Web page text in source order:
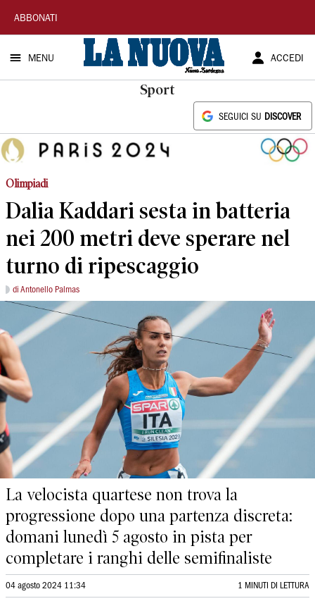
La
Nuova
Sardegna
ABBONATI
MENU ACCEDI
Sport
SEGUICI SU DISCOVER
Olimpiadi
Dalia Kaddari sesta in batteria
nei 200 metri deve sperare nel
turno di ripescaggio
di Antonello Palmas
La velocista quartese non trova la
progressione dopo una partenza discreta:
domani lunedì 5 agosto in pista per
completare i ranghi delle semifinaliste
04 agosto 2024 11:34 1 MINUTI DI LETTURA